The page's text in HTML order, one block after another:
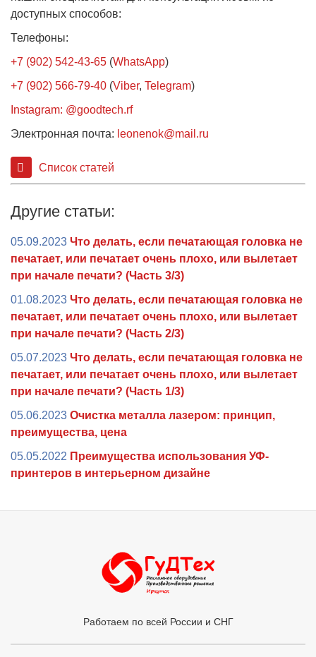
доступных способов:
Телефоны:
+7 (902) 542-43-65 (WhatsApp)
+7 (902) 566-79-40 (Viber, Telegram)
Instagram: @goodtech.rf
Электронная почта: leonenok@mail.ru
Список статей
Другие статьи:
05.09.2023 Что делать, если печатающая головка не
печатает, или печатает очень плохо, или вылетает
при начале печати? (Часть 3/3)
01.08.2023 Что делать, если печатающая головка не
печатает, или печатает очень плохо, или вылетает
при начале печати? (Часть 2/3)
05.07.2023 Что делать, если печатающая головка не
печатает, или печатает очень плохо, или вылетает
при начале печати? (Часть 1/3)
05.06.2023 Очистка металла лазером: принцип,
преимущества, цена
05.05.2022 Преимущества использования УФ-
принтеров в интерьерном дизайне
Работаем по всей России и СНГ